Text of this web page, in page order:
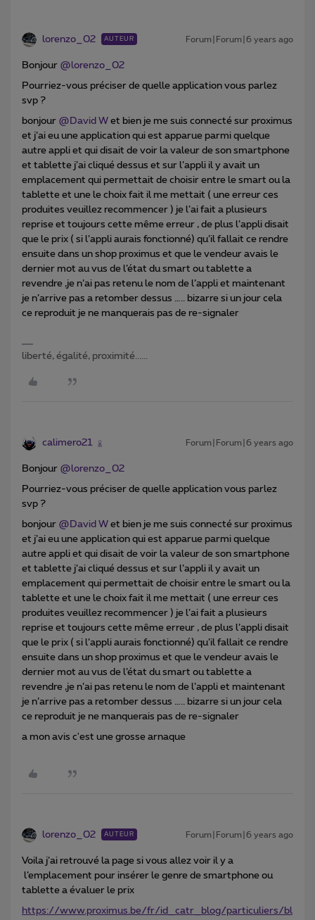
lorenzo_02 AUTEUR Forum|Forum|6 years ago
Bonjour @lorenzo_02
Pourriez-vous préciser de quelle application vous parlez
svp ?
bonjour @David W et bien je me suis connecté sur proximus
et j’ai eu une application qui est apparue parmi quelque
autre appli et qui disait de voir la valeur de son smartphone
et tablette j’ai cliqué dessus et sur l’appli il y avait un
emplacement qui permettait de choisir entre le smart ou la
tablette et une le choix fait il me mettait ( une erreur ces
produites veuillez recommencer ) je l’ai fait a plusieurs
reprise et toujours cette même erreur , de plus l’appli disait
que le prix ( si l’appli aurais fonctionné) qu’il fallait ce rendre
ensuite dans un shop proximus et que le vendeur avais le
dernier mot au vus de l’état du smart ou tablette a
revendre ,je n’ai pas retenu le nom de l’appli et maintenant
je n’arrive pas a retomber dessus ….. bizarre si un jour cela
ce reproduit je ne manquerais pas de re-signaler
liberté, égalité, proximité......
calimero21 Forum|Forum|6 years ago
Bonjour @lorenzo_02
Pourriez-vous préciser de quelle application vous parlez
svp ?
bonjour @David W et bien je me suis connecté sur proximus
et j’ai eu une application qui est apparue parmi quelque
autre appli et qui disait de voir la valeur de son smartphone
et tablette j’ai cliqué dessus et sur l’appli il y avait un
emplacement qui permettait de choisir entre le smart ou la
tablette et une le choix fait il me mettait ( une erreur ces
produites veuillez recommencer ) je l’ai fait a plusieurs
reprise et toujours cette même erreur , de plus l’appli disait
que le prix ( si l’appli aurais fonctionné) qu’il fallait ce rendre
ensuite dans un shop proximus et que le vendeur avais le
dernier mot au vus de l’état du smart ou tablette a
revendre ,je n’ai pas retenu le nom de l’appli et maintenant
je n’arrive pas a retomber dessus ….. bizarre si un jour cela
ce reproduit je ne manquerais pas de re-signaler
a mon avis c'est une grosse arnaque
lorenzo_02 AUTEUR Forum|Forum|6 years ago
Voila j’ai retrouvé la page si vous allez voir il y a
l’emplacement pour insérer le genre de smartphone ou
tablette a évaluer le prix
https://www.proximus.be/fr/id_catr_blog/particuliers/bl